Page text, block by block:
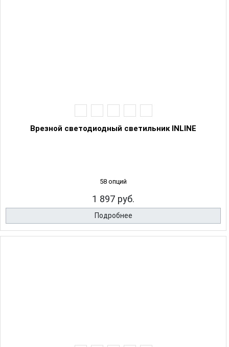
Врезной светодиодный светильник INLINE
58 опций
1 897 руб.
Подробнее